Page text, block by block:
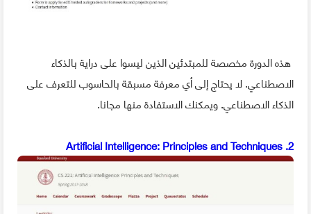
هذه الدورة مخصصة للمبتدئين الذين ليسوا على دراية بالذكاء
الاصطناعي. لا يحتاج إلى أي معرفة مسبقة بالحاسوب للتعرف على
الذكاء الاصطناعي. ويمكنك الاستفادة منها مجانا.
2. Artificial Intelligence: Principles and Techniques